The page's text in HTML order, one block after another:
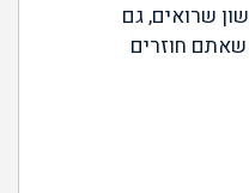
שרואים, גם
חוזרים